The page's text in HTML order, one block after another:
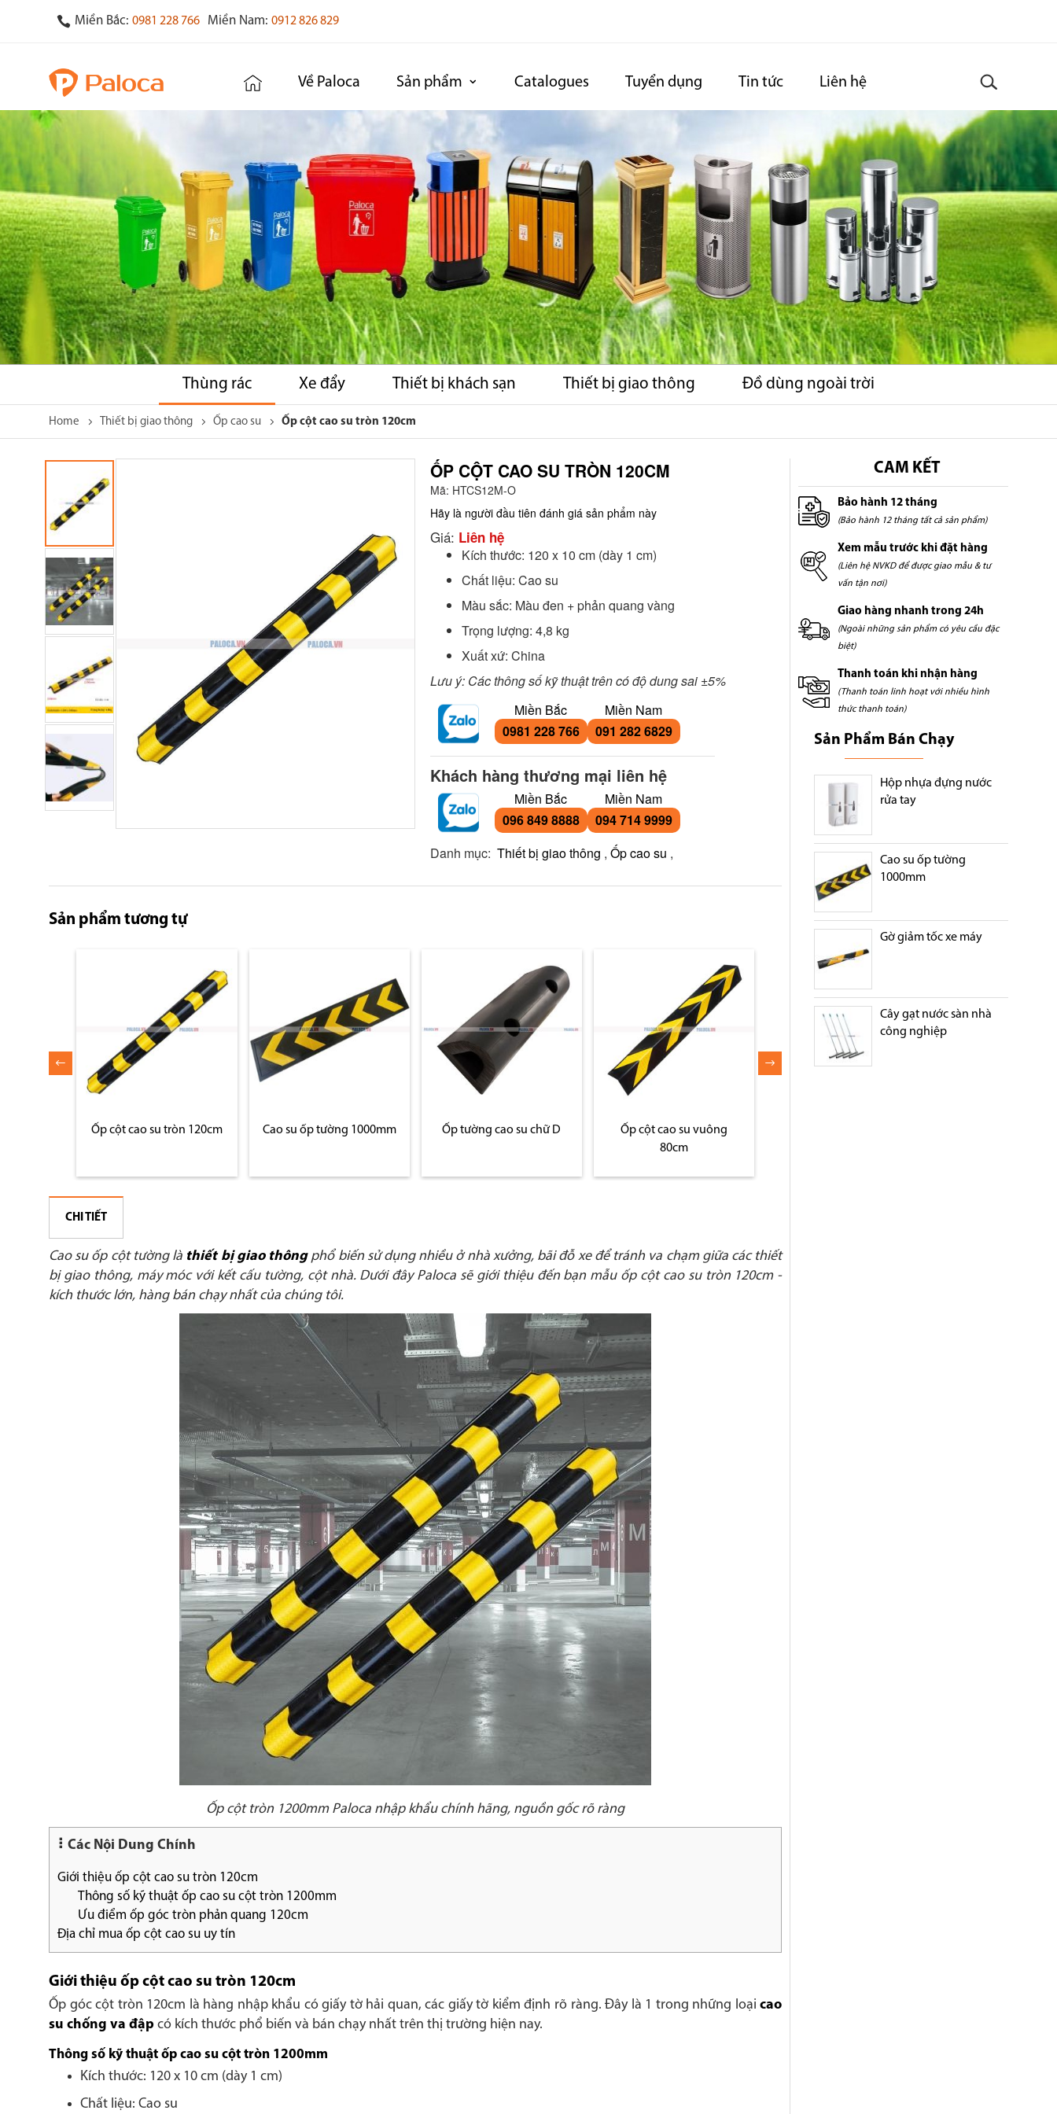
Miền Bắc: 0981 228 766 Miền Nam: 0912 826 829
Về Paloca Sản phẩm Catalogues Tuyển dụng Tin tức Liên hệ
Thùng rác Xe đẩy Thiết bị khách sạn Thiết bị giao thông Đồ dùng ngoài trời
Home Thiết bị giao thông Ốp cao su Ốp cột cao su tròn 120cm
end
of
the
gallery
beginning
the
ỐP CỘT CAO SU TRÒN 120CM
Mã: HTCS12M-O
Hãy là người đầu tiên đánh giá sản phẩm này
Giá: Liên hệ
Kích thước: 120 x 10 cm (dày 1 cm)
Chất liệu: Cao su
Màu sắc: Màu đen + phản quang vàng
Trọng lượng: 4,8 kg
Xuất xứ: China
Lưu ý: Các thông số kỹ thuật trên có độ dung sai ±5%
Miền Bắc
0981 228 766
Miền Nam
091 282 6829
Khách hàng thương mại liên hệ
Miền Bắc
096 849 8888
Miền Nam
094 714 9999
Danh mục: Thiết bị giao thông , Ốp cao su ,
Sản phẩm tương tự
Ốp cột cao su tròn 120cm Cao su ốp tường 1000mm Ốp tường cao su chữ D
Ốp cột cao su vuông
80cm
Ốp cột cao su tròn 80cm
CHI TIẾT
Cao su ốp cột tường là thiết bị giao thôngphổ biến sử dụng nhiều ở nhà xưởng, bãi đỗ xe để tránh va chạm giữa các thiết
bị giao thông, máy móc với kết cấu tường, cột nhà. Dưới đây Paloca sẽ giới thiệu đến bạn mẫu ốp cột cao su tròn 120cm -
kích thước lớn, hàng bán chạy nhất của chúng tôi.
Ốp cột tròn 1200mm Paloca nhập khẩu chính hãng, nguồn gốc rõ ràng
Các Nội Dung Chính
Giới thiệu ốp cột cao su tròn 120cm
Thông số kỹ thuật ốp cao su cột tròn 1200mm
Ưu điểm ốp góc tròn phản quang 120cm
Địa chỉ mua ốp cột cao su uy tín
Giới thiệu ốp cột cao su tròn 120cm
Ốp góc cột tròn 120cm là hàng nhập khẩu có giấy tờ hải quan, các giấy tờ kiểm định rõ ràng. Đây là 1 trong những loạicao
su chống va đập có kích thước phổ biến và bán chạy nhất trên thị trường hiện nay.
Thông số kỹ thuật ốp cao su cột tròn 1200mm
Kích thước: 120 x 10 cm (dày 1 cm)
Chất liệu: Cao su
CAM KẾT
Bảo hành 12 tháng
(Bảo hành 12 tháng tất cả sản phẩm)
Xem mẫu trước khi đặt hàng
(Liên hệ NVKD để được giao mẫu & tư
vấn tận nơi)
Giao hàng nhanh trong 24h
(Ngoài những sản phẩm có yêu cầu đặc
biệt)
Thanh toán khi nhận hàng
(Thanh toán linh hoạt với nhiều hình
thức thanh toán)
Sản Phẩm Bán Chạy
Hộp nhựa đựng nước
rửa tay
Cao su ốp tường
1000mm
Gờ giảm tốc xe máy
Cây gạt nước sàn nhà
công nghiệp